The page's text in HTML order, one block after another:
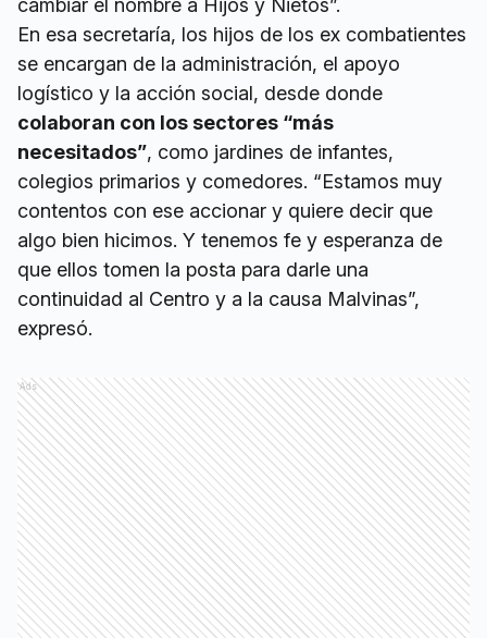
cambiar el nombre a Hijos y Nietos”.
En esa secretaría, los hijos de los ex combatientes
se encargan de la administración, el apoyo
logístico y la acción social, desde donde
colaboran con los sectores “más
necesitados”, como jardines de infantes,
colegios primarios y comedores. “Estamos muy
contentos con ese accionar y quiere decir que
algo bien hicimos. Y tenemos fe y esperanza de
que ellos tomen la posta para darle una
continuidad al Centro y a la causa Malvinas”,
expresó.
Ads